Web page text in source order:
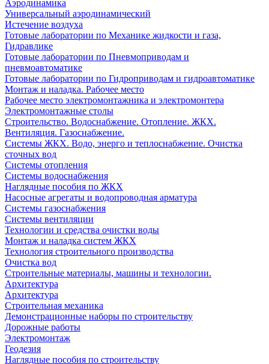
Аэродинамика
Универсальный аэродинамический
Истечение воздуха
Готовые лаборатории по Механике жидкости и газа,
Гидравлике
Готовые лаборатории по Пневмоприводам и
пневмоавтоматике
Готовые лаборатории по Гидроприводам и гидроавтоматике
Монтаж и наладка. Рабочее место
Рабочее место электромонтажника и электромонтера
Электромонтажные столы
Строительство. Водоснабжение. Отопление. ЖКХ.
Вентиляция. Газоснабжение.
Системы ЖКХ. Водо, энерго и теплоснабжение. Очистка
сточных вод
Системы отопления
Системы водоснабжения
Наглядные пособия по ЖКХ
Насосные агрегаты и водопроводная арматура
Системы газоснабжения
Системы вентиляции
Технологии и средства очистки воды
Монтаж и наладка систем ЖКХ
Технология строительного производства
Очистка вод
Строительные материалы, машины и технологии.
Архитектура
Архитектура
Cтроительная механика
Демонстрационные наборы по строительству
Дорожные работы
Электромонтаж
Геодезия
Наглядные пособия по строительству